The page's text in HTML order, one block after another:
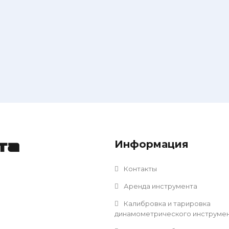
Информация
Контакты
Аренда инструмента
Калибровка и тарировка
динамометрического